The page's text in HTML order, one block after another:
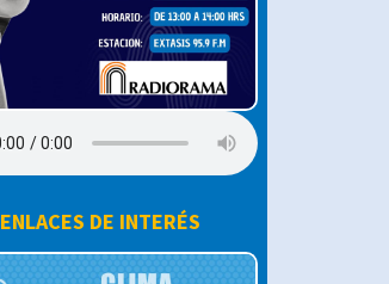
ENLACES DE INTERÉS